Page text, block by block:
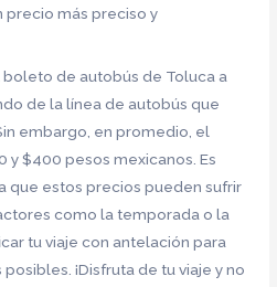
más preciso y
de autobús de Toluca a
de la línea de autobús que
embargo, en promedio, el
y $400 pesos mexicanos. Es
que estos precios pueden sufrir
como la temporada o la
tu viaje con antelación para
¡Disfruta de tu viaje y no